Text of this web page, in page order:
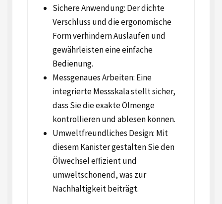
Sichere Anwendung: Der dichte
Verschluss und die ergonomische
Form verhindern Auslaufen und
gewährleisten eine einfache
Bedienung.
Messgenaues Arbeiten: Eine
integrierte Messskala stellt sicher,
dass Sie die exakte Ölmenge
kontrollieren und ablesen können.
Umweltfreundliches Design: Mit
diesem Kanister gestalten Sie den
Ölwechsel effizient und
umweltschonend, was zur
Nachhaltigkeit beiträgt.